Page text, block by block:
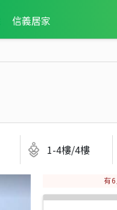
信義居家
1-4樓/4樓
有6